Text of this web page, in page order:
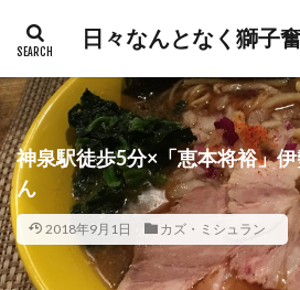
日々なんとなく獅子
神泉駅徒歩5分×「恵本将裕」
ん
2018年9月1日 カズ・ミシュラン